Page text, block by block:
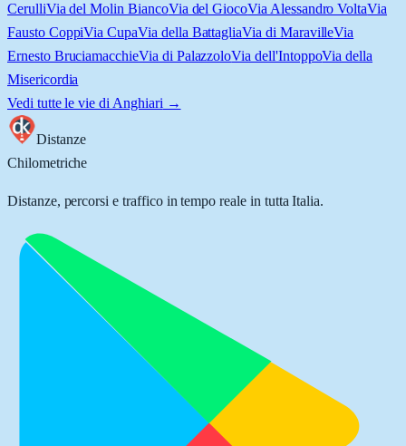
CerulliVia del Molin BiancoVia del GiocoVia Alessandro VoltaVia
Fausto CoppiVia CupaVia della BattagliaVia di MaravilleVia
Ernesto BruciamacchieVia di PalazzoloVia dell'IntoppoVia della
Misericordia
Vedi tutte le vie di Anghiari →
Distanze
Chilometriche
Distanze, percorsi e traffico in tempo reale in tutta Italia.